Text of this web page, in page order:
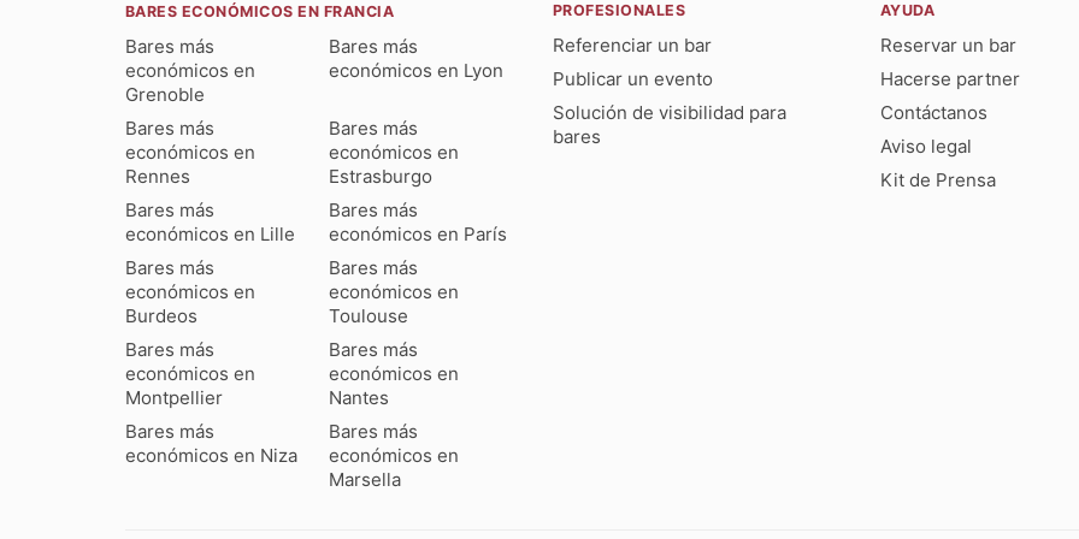
BARES ECONÓMICOS EN FRANCIA
Bares más
económicos en
Grenoble
Bares más
económicos en Lyon
Bares más
económicos en
Rennes
Bares más
económicos en
Estrasburgo
Bares más
económicos en Lille
Bares más
económicos en París
Bares más
económicos en
Burdeos
Bares más
económicos en
Toulouse
Bares más
económicos en
Montpellier
Bares más
económicos en
Nantes
Bares más
económicos en Niza
Bares más
económicos en
Marsella
PROFESIONALES
Referenciar un bar
Publicar un evento
Solución de visibilidad para
bares
AYUDA
Reservar un bar
Hacerse partner
Contáctanos
Aviso legal
Kit de Prensa